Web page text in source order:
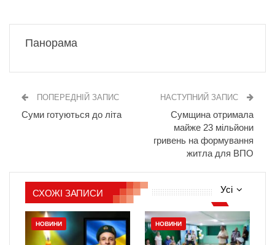
Панорама
ПОПЕРЕДНІЙ ЗАПИС
Суми готуються до літа
НАСТУПНИЙ ЗАПИС
Сумщина отримала
майже 23 мільйони
гривень на формування
житла для ВПО
Усі
СХОЖІ ЗАПИСИ
НОВИНИ НОВИНИ